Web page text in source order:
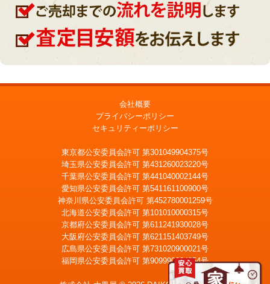
会社概要
プライバシーポリシー
セキュリティーポリシー
東京都公安委員会許可 第301049904375号
埼玉県公安委員会許可 第431260023220号
千葉県公安委員会許可 第441040002144号
愛知県公安委員会許可 第541161100900号
神奈川県公安委員会許可 第452780001259号
北海道公安委員会許可 第101010000315号
京都府公安委員会許可 第611241930028号
大阪府公安委員会許可 第621151403749号
広島県公安委員会許可 第731020900021号
福岡県公安委員会許可 第909990034054号